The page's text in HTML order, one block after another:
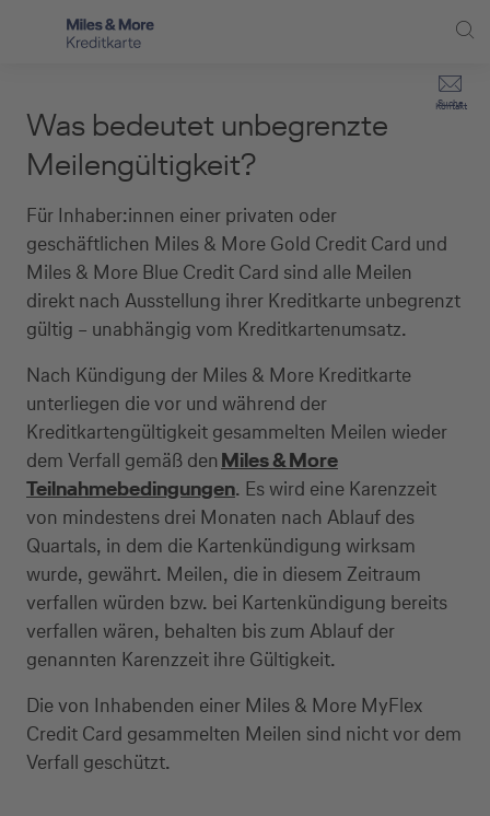
Direkt zur Suche (Enter drücken)
Kontakt
Suche
Selbstständige
Service
Schritt für Schritt zur neuen Karte
Kreditkarte empfehlen
Kreditkarten-Banking
Kreditkarte beantragen
Was bedeutet unbegrenzte
Meilengültigkeit?
Für Inhaber:innen einer privaten oder
geschäftlichen Miles & More Gold Credit Card und
Miles & More Blue Credit Card sind alle Meilen
direkt nach Ausstellung ihrer Kreditkarte unbegrenzt
gültig – unabhängig vom Kreditkartenumsatz.
Nach Kündigung der Miles & More Kreditkarte
unterliegen die vor und während der
Kreditkartengültigkeit gesammelten Meilen wieder
dem Verfall gemäß den Miles & More
Teilnahmebedingungen. Es wird eine Karenzzeit
von mindestens drei Monaten nach Ablauf des
Quartals, in dem die Kartenkündigung wirksam
wurde, gewährt. Meilen, die in diesem Zeitraum
verfallen würden bzw. bei Kartenkündigung bereits
verfallen wären, behalten bis zum Ablauf der
genannten Karenzzeit ihre Gültigkeit.
Die von Inhabenden einer Miles & More MyFlex
Credit Card gesammelten Meilen sind nicht vor dem
Verfall geschützt.